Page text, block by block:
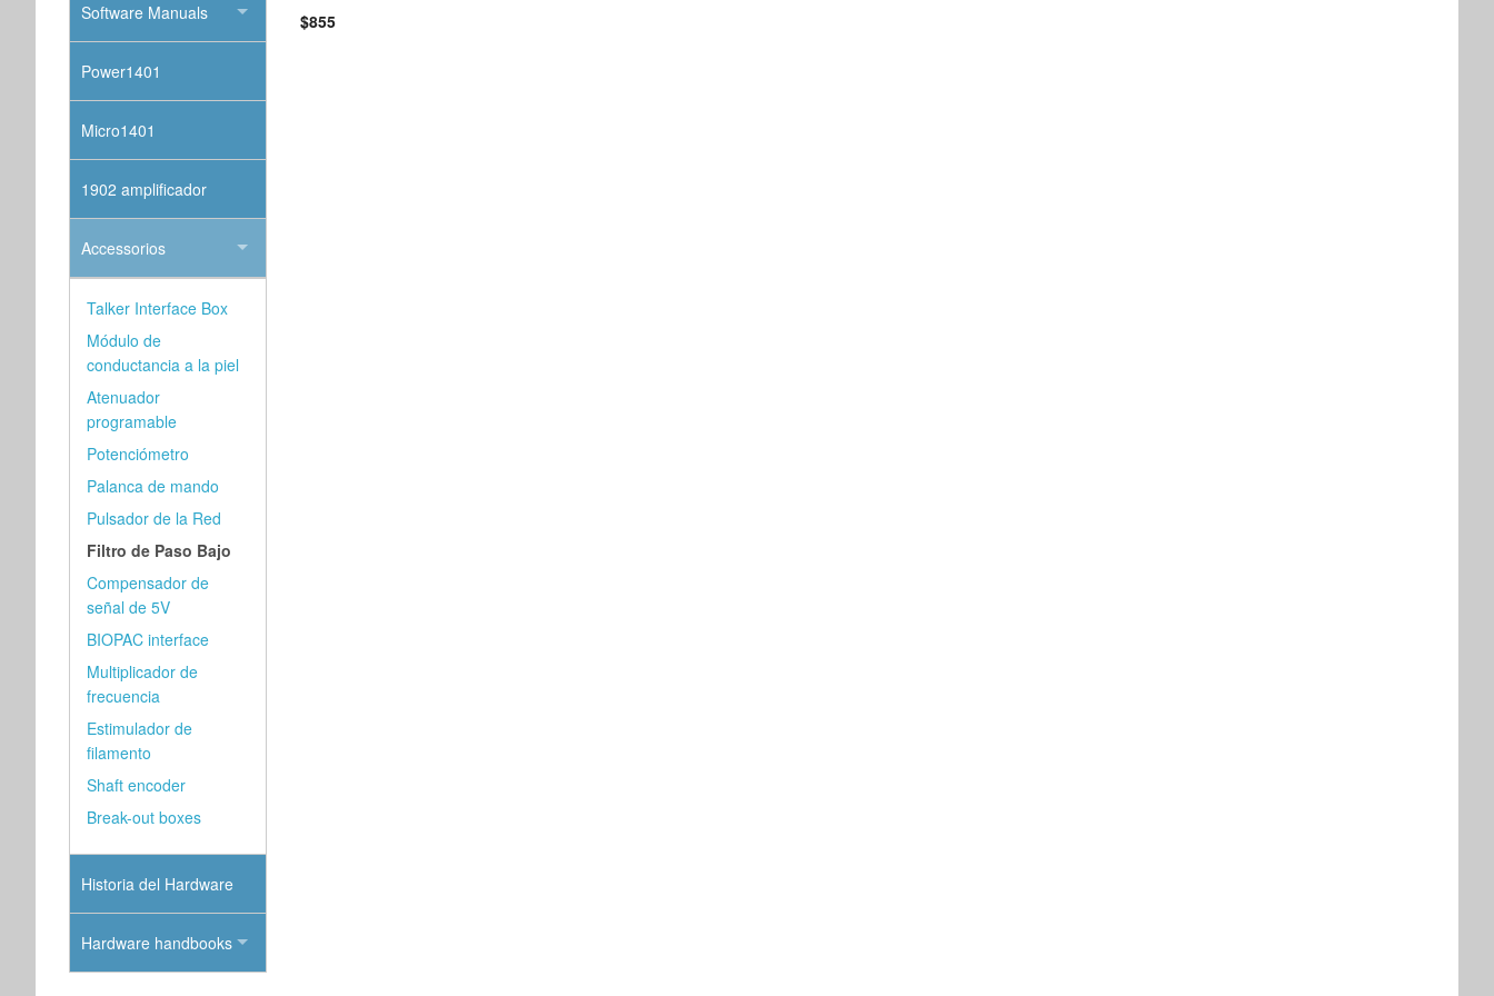
$855
Software Manuals
Power1401
Micro1401
1902 amplificador
Accessorios
Talker Interface Box
Módulo de
conductancia a la piel
Atenuador
programable
Potenciómetro
Palanca de mando
Pulsador de la Red
Filtro de Paso Bajo
Compensador de
señal de 5V
BIOPAC interface
Multiplicador de
frecuencia
Estimulador de
filamento
Shaft encoder
Break-out boxes
Historia del Hardware
Hardware handbooks